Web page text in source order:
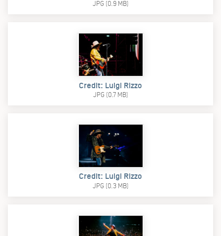
JPG (0.9 MB)
Credit: Luigi Rizzo
JPG (0.7 MB)
Credit: Luigi Rizzo
JPG (0.3 MB)